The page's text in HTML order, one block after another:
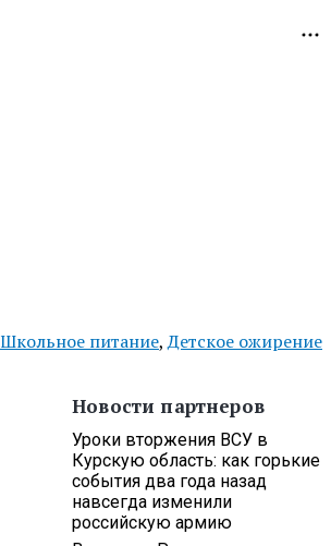
Школьное питание,Детское ожирение
Новости партнеров
Уроки вторжения ВСУ в
Курскую область: как горькие
события два года назад
навсегда изменили
российскую армию